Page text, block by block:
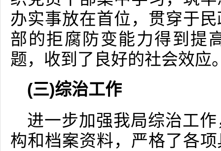
办实事放在首位，贯穿于
部的拒腐防变能力得到提
题，收到了良好的社会效应
(三)综治工作
进一步加强我局综治工
构和档案资料，严格了各